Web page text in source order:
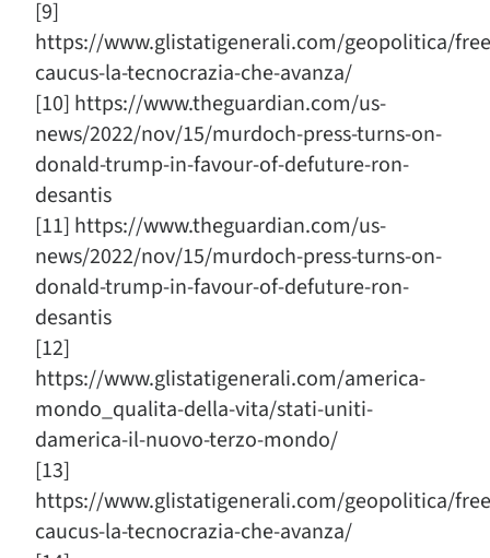
[9]
https://www.glistatigenerali.com/geopolitica/
caucus-la-tecnocrazia-che-avanza/
[10] https://www.theguardian.com/us-
news/2022/nov/15/murdoch-press-turns-on-
donald-trump-in-favour-of-defuture-ron-
desantis
[11] https://www.theguardian.com/us-
news/2022/nov/15/murdoch-press-turns-on-
donald-trump-in-favour-of-defuture-ron-
desantis
[12]
https://www.glistatigenerali.com/america-
mondo_qualita-della-vita/stati-uniti-
damerica-il-nuovo-terzo-mondo/
[13]
https://www.glistatigenerali.com/geopolitica/
caucus-la-tecnocrazia-che-avanza/